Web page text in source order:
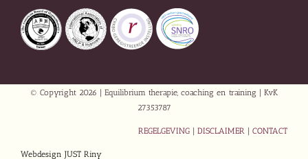
© Copyright 2026 | Equilibrium therapie, coaching en training | KvK
27353787
REGELGEVING DISCLAIMER CONTACT
Webdesign JUST Riny